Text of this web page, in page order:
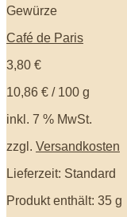
Gewürze
Café de Paris
3,80 €
10,86 € / 100 g
inkl. 7 % MwSt.
zzgl. Versandkosten
Lieferzeit: Standard
Produkt enthält: 35 g